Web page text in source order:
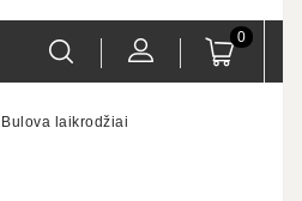
0
Bulova laikrodžiai